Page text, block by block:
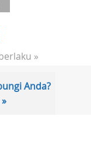
»
Anda?